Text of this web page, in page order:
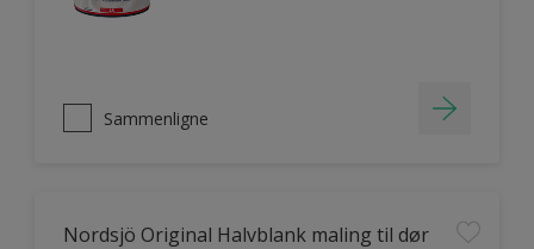
Sammenligne
Nordsjö Original Halvblank maling til dør